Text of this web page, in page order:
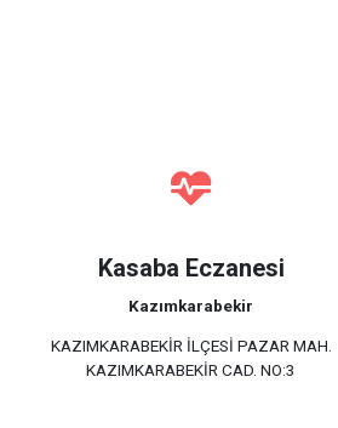
Kasaba Eczanesi
Kazımkarabekir
KAZIMKARABEKİR İLÇESİ PAZAR MAH.
KAZIMKARABEKİR CAD. NO:3